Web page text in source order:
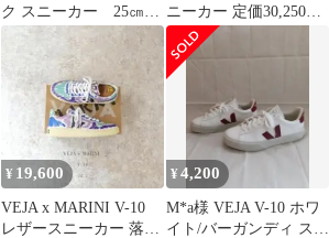
ク スニーカー 25㎝
v-10
ニーカー 定価30,250円
レインボーシルバーメ
タリック
¥ 19,600
VEJA x MARINI V-10
レザースニーカー 落書
¥4,200
M*a様 VEJA V-10 ホワ
イト/バーガンディ スニ